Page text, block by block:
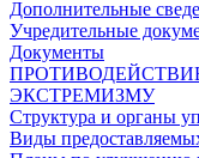
Дополнительные
Учредительные
Документы
ЭКСТРЕМИЗМУ
Структура и органы
Виды